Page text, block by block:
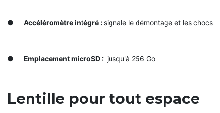
● Accéléromètre intégré : signale le démontage et les chocs
● Emplacement microSD : jusqu'à 256 Go
Lentille pour tout espace